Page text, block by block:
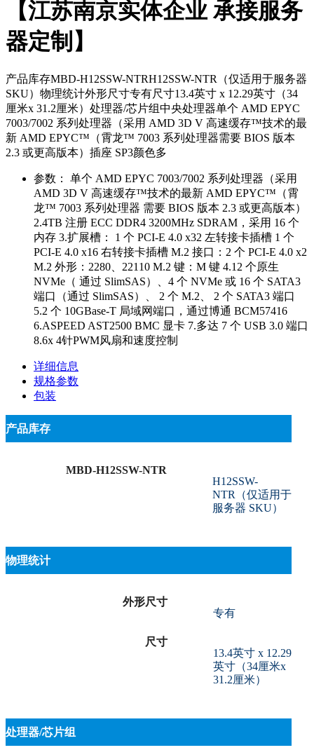
【江苏南京实体企业 承接服务
器定制】
产品库存MBD-H12SSW-NTRH12SSW-NTR（仅适用于服务器
SKU）物理统计外形尺寸专有尺寸13.4英寸 x 12.29英寸（34
厘米x 31.2厘米）处理器/芯片组中央处理器单个 AMD EPYC
7003/7002 系列处理器（采用 AMD 3D V 高速缓存™技术的最
新 AMD EPYC™（霄龙™ 7003 系列处理器需要 BIOS 版本
2.3 或更高版本）插座 SP3颜色多
参数：
单个 AMD EPYC 7003/7002 系列处理器（采用
AMD 3D V 高速缓存™技术的最新 AMD EPYC™（霄
龙™ 7003 系列处理器 需要 BIOS 版本 2.3 或更高版本）
2.4TB 注册 ECC DDR4 3200MHz SDRAM，采用 16 个
内存 3.扩展槽： 1 个 PCI-E 4.0 x32 左转接卡插槽 1 个
PCI-E 4.0 x16 右转接卡插槽 M.2 接口：2 个 PCI-E 4.0 x2
M.2 外形：2280、22110 M.2 键：M 键 4.12 个原生
NVMe（ 通过 SlimSAS）、4 个 NVMe 或 16 个 SATA3
端口（通过 SlimSAS）、 2 个 M.2、 2 个 SATA3 端口
5.2 个 10GBase-T 局域网端口，通过博通 BCM57416
6.ASPEED AST2500 BMC 显卡 7.多达 7 个 USB 3.0 端口
8.6x 4针PWM风扇和速度控制
详细信息
规格参数
包装
产品库存
MBD-H12SSW-NTR
H12SSW-
NTR（仅适用于
服务器 SKU）
物理统计
外形尺寸
专有
尺寸
13.4英寸 x 12.29
英寸（34厘米x
31.2厘米）
处理器/芯片组